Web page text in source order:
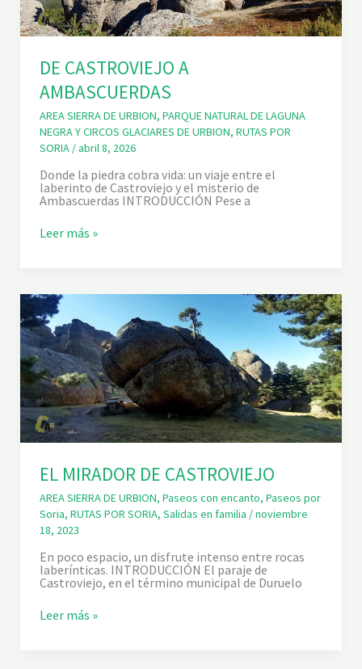
DE CASTROVIEJO A
AMBASCUERDAS
AREA SIERRA DE URBION, PARQUE NATURAL DE LAGUNA
NEGRA Y CIRCOS GLACIARES DE URBION, RUTAS POR
SORIA/abril 8, 2026
Donde la piedra cobra vida: un viaje entre el
laberinto de Castroviejo y el misterio de
Ambascuerdas INTRODUCCIÓN Pese a
D
T
R
O
V
I
E
J
O
A
A
M
B
S
C
E
R
D
S
Leer más »
EL MIRADOR DE CASTROVIEJO
AREA SIERRA DE URBION, Paseos con encanto, Paseos por
Soria, RUTAS POR SORIA, Salidas en familia /noviembre
18, 2023
En poco espacio, un disfrute intenso entre rocas
laberínticas. INTRODUCCIÓN El paraje de
Castroviejo, en el término municipal de Duruelo
ELeer más »